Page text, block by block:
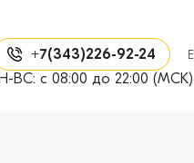
+7(343)226-92-24
ВС: с 08:00 до 22:00 (МСК)